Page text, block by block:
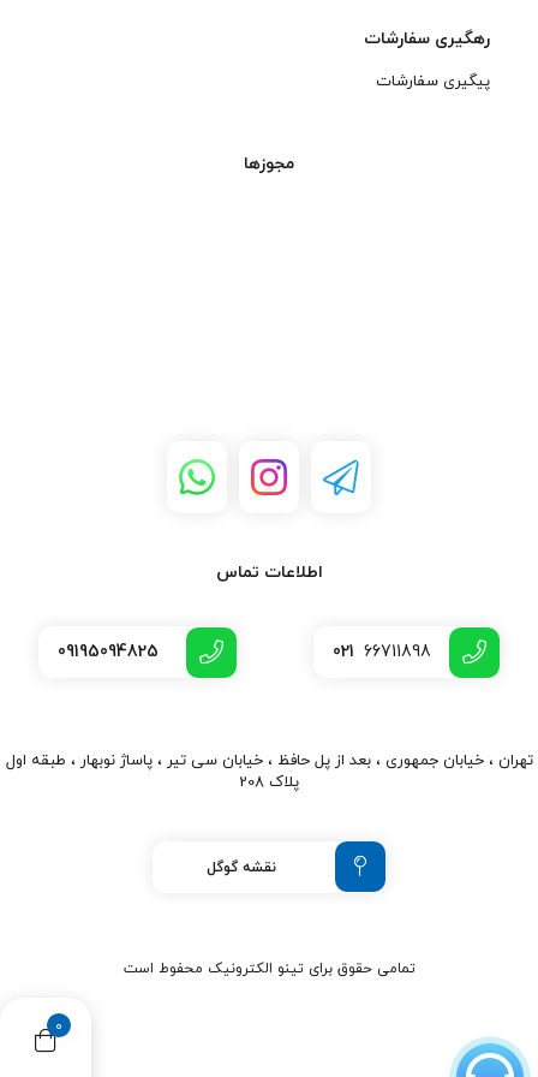
0
رهگیری سفارشات
پیگیری سفارشات
مجوزها
اطلاعات تماس
021 66711898
09195094825
تهران ، خیابان جمهوری ، بعد از پل حافظ ، خیابان سی تیر ، پاساژ نوبهار ، طبقه اول
پلاک 208
نقشه گوگل
تمامی حقوق برای تینو الکترونیک محفوط است